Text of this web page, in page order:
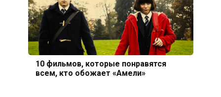
10 фильмов, которые понравятся
всем, кто обожает «Амели»